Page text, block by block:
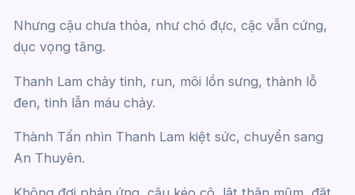
Nhưng cậu chưa thỏa, như chó đực, cặc vẫn cứng,
dục vọng tăng.
Thanh Lam chảy tinh, run, môi lồn sưng, thành lỗ
đen, tinh lẫn máu chảy.
Thành Tấn nhìn Thanh Lam kiệt sức, chuyển sang
An Thuyên.